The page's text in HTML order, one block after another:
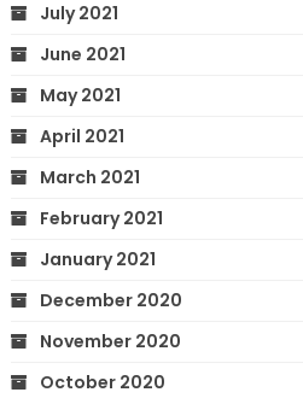
July 2021
June 2021
May 2021
April 2021
March 2021
February 2021
January 2021
December 2020
November 2020
October 2020